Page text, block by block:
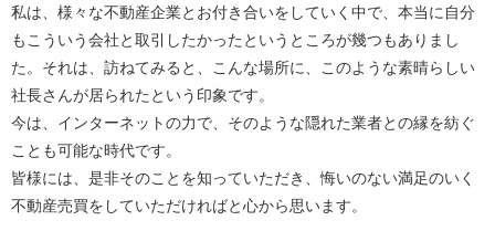
私は、様々な不動産企業とお付き合いをしていく中で、本当に自分
もこういう会社と取引したかったというところが幾つもありまし
た。それは、訪ねてみると、こんな場所に、このような素晴らしい
社長さんが居られたという印象です。
今は、インターネットの力で、そのような隠れた業者との縁を紡ぐ
ことも可能な時代です。
皆様には、是非そのことを知っていただき、悔いのない満足のいく
不動産売買をしていただければと心から思います。